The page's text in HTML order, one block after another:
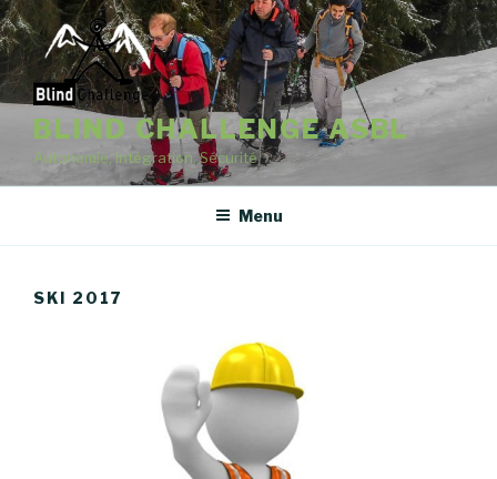
BLIND CHALLENGE ASBL
Autonomie, Intégration, Sécurité
Menu
SKI 2017